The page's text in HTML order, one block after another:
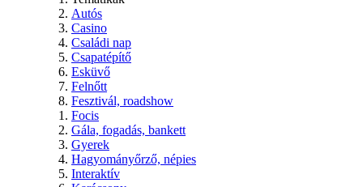
Autós
Casino
Családi nap
Csapatépítő
Esküvő
Felnőtt
Fesztivál, roadshow
Focis
Gála, fogadás, bankett
Gyerek
Hagyományőrző, népies
Interaktív